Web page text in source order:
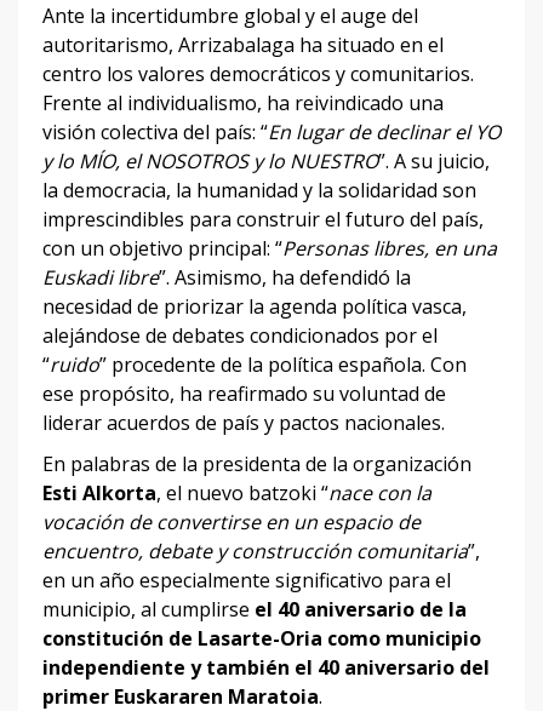
Ante la incertidumbre global y el auge del
autoritarismo, Arrizabalaga ha situado en el
centro los valores democráticos y comunitarios.
Frente al individualismo, ha reivindicado una
visión colectiva del país: “En lugar de declinar el YO
y lo MÍO, el NOSOTROS y lo NUESTRO”. A su juicio,
la democracia, la humanidad y la solidaridad son
imprescindibles para construir el futuro del país,
con un objetivo principal: “Personas libres, en una
Euskadi libre”. Asimismo, ha defendidó la
necesidad de priorizar la agenda política vasca,
alejándose de debates condicionados por el
“ruido” procedente de la política española. Con
ese propósito, ha reafirmado su voluntad de
liderar acuerdos de país y pactos nacionales.
En palabras de la presidenta de la organización
Esti Alkorta, el nuevo batzoki “nace con la
vocación de convertirse en un espacio de
encuentro, debate y construcción comunitaria”,
en un año especialmente significativo para el
municipio, al cumplirse el 40 aniversario de la
constitución de Lasarte-Oria como municipio
independiente y también el 40 aniversario del
primer Euskararen Maratoia.